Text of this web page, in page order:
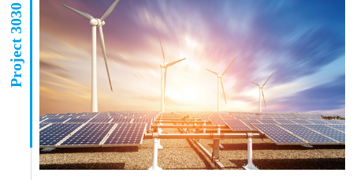
Project 3030